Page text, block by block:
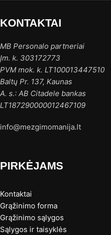
KONTAKTAI
MB Personalo partneriai
Įm. k. 303172773
PVM mok. k. LT100013447510
Baltų Pr. 137, Kaunas
A. s.: AB Citadele bankas
LT187290000012467109
info@mezgimomanija.lt
PIRKĖJAMS
Kontaktai
Grąžinimo forma
Grąžinimo sąlygos
Sąlygos ir taisyklės